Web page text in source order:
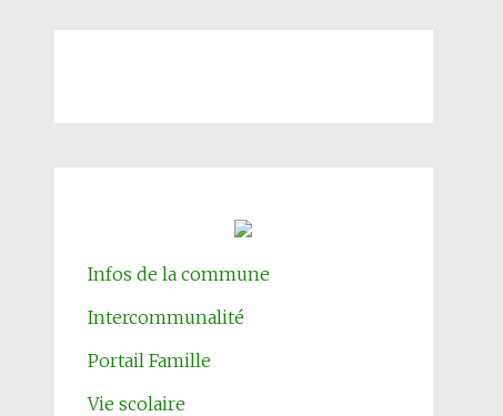
Infos de la commune
Intercommunalité
Portail Famille
Vie scolaire